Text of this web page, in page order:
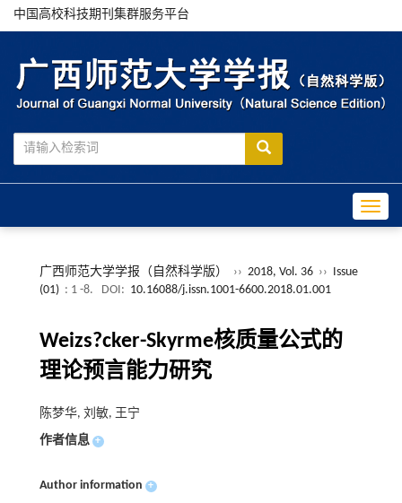
中国高校科技期刊集群服务平台
广西师范大学学报（自然科学版） ›› 2018, Vol. 36 ››
Issue
(01) : 1 -8. DOI: 10.16088/j.issn.1001-6600.2018.01.001
Weizs?cker-Skyrme核质量公式的
理论预言能力研究
陈梦华, 刘敏, 王宁
作者信息 +
Author information +